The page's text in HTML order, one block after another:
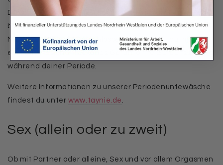
Durch unsere spezielle Technologie wird die Flüssigkeit
blitzschnell ins Innere geführt und durch die Taynie
Membran sicher eingeschlossen. Somit hast du immer
ein sauberes und trockenes Gefühl ohne Geruchsbildung
während deiner Periode.
Weitere Informationen zu unserer Periodenuntewäsche
findest du unterwww.taynie.de .
Sex (allein oder zu zweit)
Ob mit Partner oder alleine, Sex und vor allem Orgasmen